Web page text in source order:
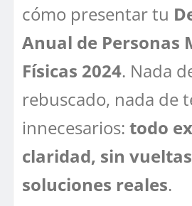
cómo presentar tu
Anual de Personas
Físicas 2024. Nada
rebuscado, nada de
innecesarios: todo
claridad, sin
soluciones reales.